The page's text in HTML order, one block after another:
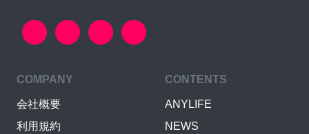
COMPANY
会社概要
利用規約
CONTENTS
ANYLIFE
NEWS